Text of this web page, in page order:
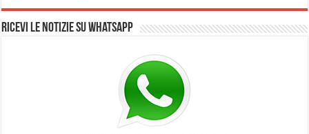
Ricevi le notizie su Whatsapp